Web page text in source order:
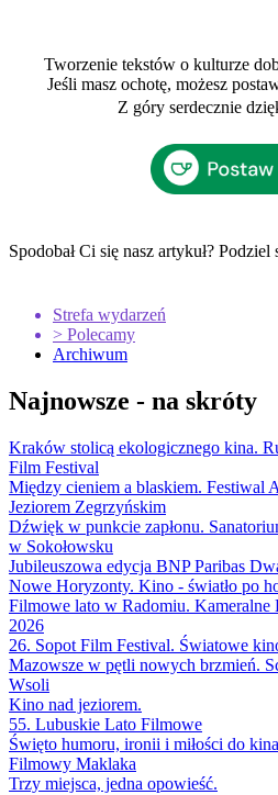
Tworzenie tekstów o kulturze
Jeśli masz ochotę, możesz
Z góry serdecznie
Spodobał Ci się nasz artykuł?
Strefa wydarzeń
> Polecamy
Archiwum
Najnowsze - na skróty
Kraków stolicą ekologicznego kina.
Film Festival
Między cieniem a blaskiem. Festiwal
Jeziorem Zegrzyńskim
Dźwięk w punkcie zapłonu.
w Sokołowsku
Jubileuszowa edycja BNP Paribas
Nowe Horyzonty. Kino - światło po
Filmowe lato w Radomiu. Kameralne
2026
26. Sopot Film Festival. Światowe
Mazowsze w pętli nowych brzmień.
Wsoli
Kino nad jeziorem.
55. Lubuskie Lato Filmowe
Święto humoru, ironii i miłości do
Filmowy Maklaka
Trzy miejsca, jedna opowieść.